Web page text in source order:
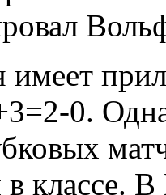
0.
классе.